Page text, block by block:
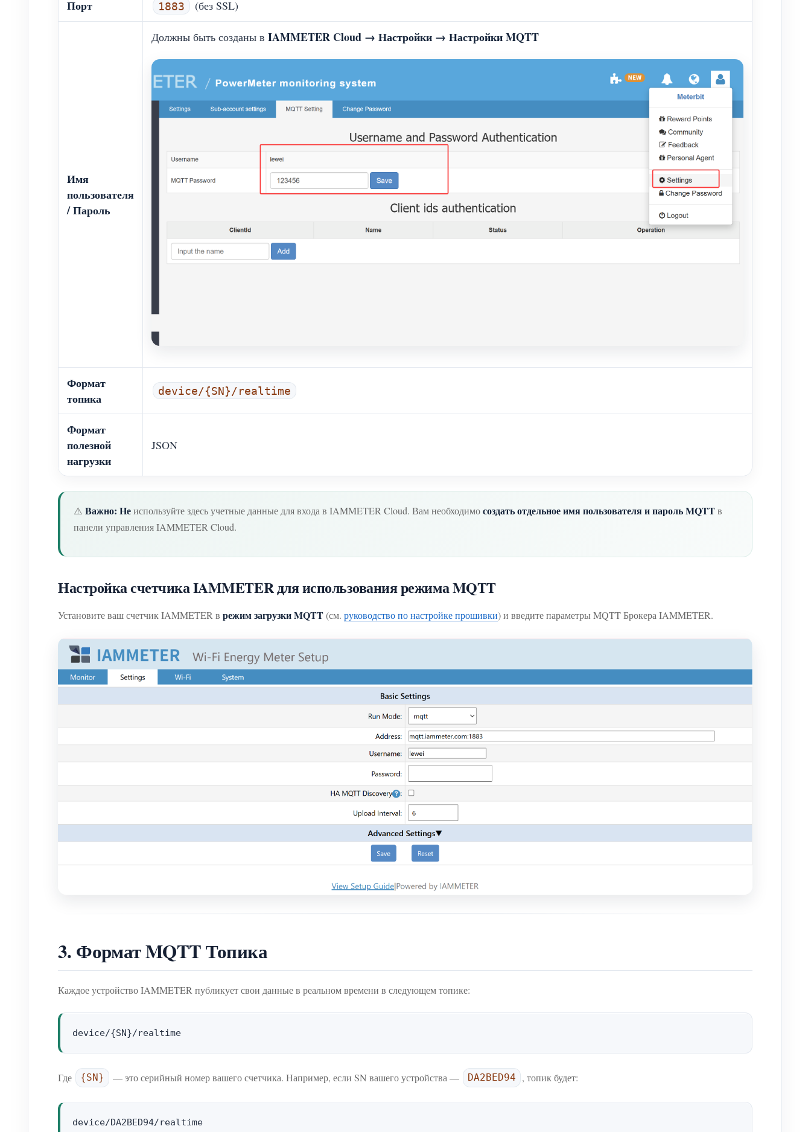
Порт 1883 (без SSL)
Имя
пользователя
/ Пароль
Должны быть созданы в IAMMETER Cloud → Настройки → Настройки MQTT
Формат
топика
device/{SN}/realtime
Формат
полезной
нагрузки
JSON
⚠️ Важно: Неиспользуйте здесь учетные данные для входа в IAMMETER Cloud. Вам необходимосоздать отдельное имя пользователя и пароль MQTTв
панели управления IAMMETER Cloud.
Настройка счетчика IAMMETER для использования режима MQTT
Установите ваш счетчик IAMMETER в режим загрузки MQTT(см. руководство по настройке прошивки) и введите параметры MQTT Брокера IAMMETER.
3. Формат MQTT Топика
Каждое устройство IAMMETER публикует свои данные в реальном времени в следующем топике:
Где {SN} — это серийный номер вашего счетчика. Например, если SN вашего устройства — DA2BED94 , топик будет: